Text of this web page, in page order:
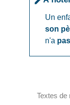
Un
son
n'a
Textes de